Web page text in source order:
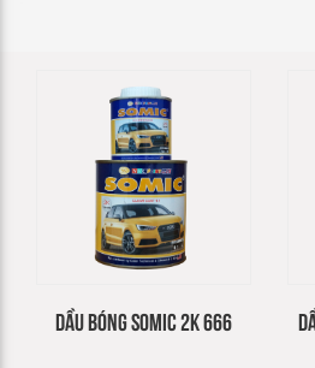
DẦU BÓNG SOMIC 2K 666